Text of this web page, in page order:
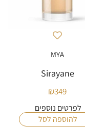
MYA
Sirayane
₪349
לפרטים נוספים
להוספה לסל